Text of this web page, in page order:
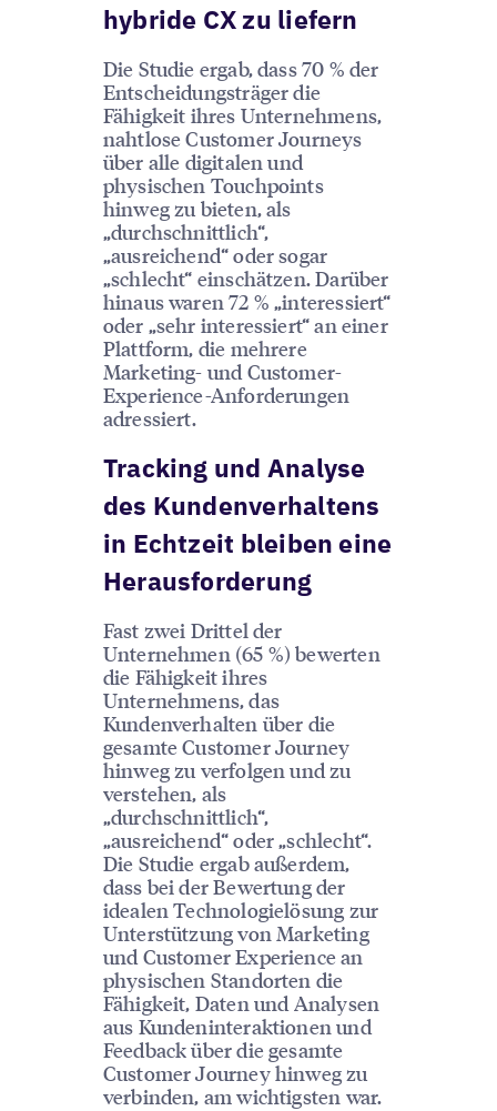
hybride CX zu liefern
Die Studie ergab, dass 70 % der
Entscheidungsträger die
Fähigkeit ihres Unternehmens,
nahtlose Customer Journeys
über alle digitalen und
physischen Touchpoints
hinweg zu bieten, als
„durchschnittlich“,
„ausreichend“ oder sogar
„schlecht“ einschätzen. Darüber
hinaus waren 72 % „interessiert“
oder „sehr interessiert“ an einer
Plattform, die mehrere
Marketing- und Customer-
Experience-Anforderungen
adressiert.
Tracking und Analyse
des Kundenverhaltens
in Echtzeit bleiben eine
Herausforderung
Fast zwei Drittel der
Unternehmen (65 %) bewerten
die Fähigkeit ihres
Unternehmens, das
Kundenverhalten über die
gesamte Customer Journey
hinweg zu verfolgen und zu
verstehen, als
„durchschnittlich“,
„ausreichend“ oder „schlecht“.
Die Studie ergab außerdem,
dass bei der Bewertung der
idealen Technologielösung zur
Unterstützung von Marketing
und Customer Experience an
physischen Standorten die
Fähigkeit, Daten und Analysen
aus Kundeninteraktionen und
Feedback über die gesamte
Customer Journey hinweg zu
verbinden, am wichtigsten war.